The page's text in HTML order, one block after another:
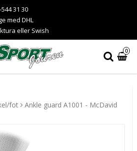
31 30
med DHL
eller Swish
0
fot Ankle guard A1001 - McDavid